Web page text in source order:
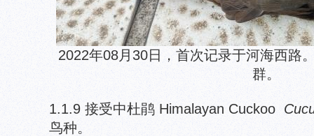
2022年08月30日，首次记录于河海西路
群。
1.1.9 接受中杜鹃 Himalayan Cuckoo
鸟种。